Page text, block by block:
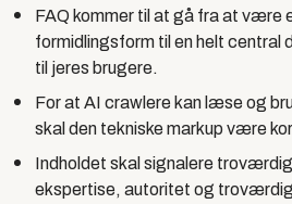
FAQ kommer til at gå fra at være
formidlingsform til en helt central
til jeres brugere.
For at AI crawlere kan læse og
skal den tekniske markup være
Indholdet skal signalere
ekspertise, autoritet og